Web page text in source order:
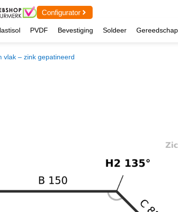
Configurator
PVDF Bevestiging Soldeer Gereedschap
vlak – zink gepatineerd